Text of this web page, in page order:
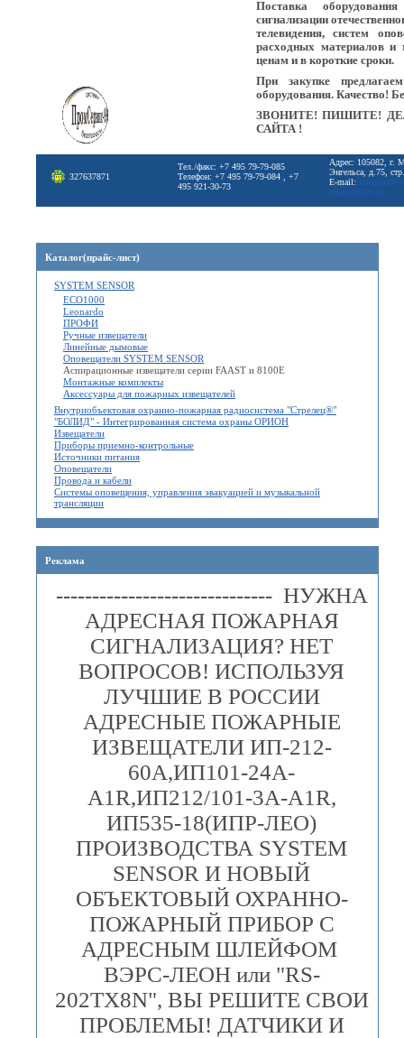
Поставка
сигнализации
телевидения, систем
расходных материалов и
ценам и в короткие сроки.
При закупке
оборудования. Качество!
ЗВОНИТЕ! ПИШИТЕ!
САЙТА !
327637871
Тел./факс: +7 495 79-79-085
Телефон: +7 495 79-79-084 , +7
495 921-30-73
Адрес: 105082, г.
Энгельса, д.75,
E-mail:
zakaz@ps99.ru
Каталог(прайс-лист)
SYSTEM SENSOR
ECO1000
Leonardo
ПРОФИ
Ручные извещатели
Линейные дымовые
Оповещатели SYSTEM SENSOR
Аспирационные извещатели серии FAAST и 8100Е
Монтажные комплекты
Аксессуары для пожарных извещателей
Внутриобъектовая охранно-пожарная радиосистема "Стрелец®"
"БОЛИД" - Интегрированная система охраны ОРИОН
Извещатели
Приборы приемно-контрольные
Источники питания
Оповещатели
Провода и кабели
Системы оповещения, управления эвакуацией и музыкальной
трансляции
Реклама
------------------------------ НУЖНА
АДРЕСНАЯ ПОЖАРНАЯ
СИГНАЛИЗАЦИЯ? НЕТ
ВОПРОСОВ! ИСПОЛЬЗУЯ
ЛУЧШИЕ В РОССИИ
АДРЕСНЫЕ ПОЖАРНЫЕ
ИЗВЕЩАТЕЛИ ИП-212-
60А,ИП101-24А-
A1R,ИП212/101-3А-A1R,
ИП535-18(ИПР-ЛЕО)
ПРОИЗВОДСТВА SYSTEM
SENSOR И НОВЫЙ
ОБЪЕКТОВЫЙ ОХРАННО-
ПОЖАРНЫЙ ПРИБОР С
АДРЕСНЫМ ШЛЕЙФОМ
ВЭРС-ЛЕОН или "RS-
202TX8N", ВЫ РЕШИТЕ СВОИ
ПРОБЛЕМЫ! ДАТЧИКИ И